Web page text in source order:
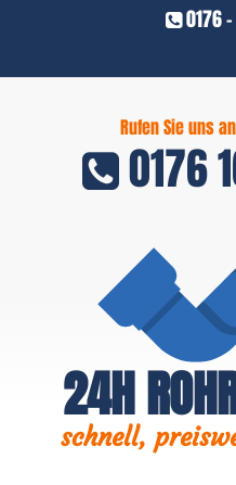
0176 -
Rufen Sie uns
0176
24H
schnell,